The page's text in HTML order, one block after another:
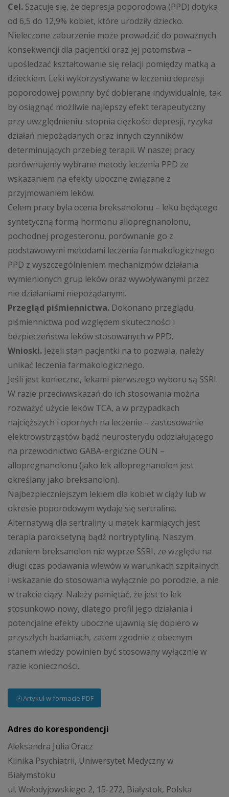
Cel. Szacuje się, że depresja poporodowa (PPD) dotyka
od 6,5 do 12,9% kobiet, które urodziły dziecko.
Nieleczone zaburzenie może prowadzić do poważnych
konsekwencji dla pacjentki oraz jej potomstwa –
upośledzać kształtowanie się relacji pomiędzy matką a
dzieckiem. Leki wykorzystywane w leczeniu depresji
poporodowej powinny być dobierane indywidualnie, tak
by osiągnąć możliwie najlepszy efekt terapeutyczny
przy uwzględnieniu: stopnia ciężkości depresji, ryzyka
działań niepożądanych oraz innych czynników
determinujących przebieg terapii. W naszej pracy
porównujemy wybrane metody leczenia PPD ze
wskazaniem na efekty uboczne związane z
przyjmowaniem leków.
Celem pracy była ocena breksanolonu – leku będącego
syntetyczną formą hormonu allopregnanolonu,
pochodnej progesteronu, porównanie go z
podstawowymi metodami leczenia farmakologicznego
PPD z wyszczególnieniem mechanizmów działania
wymienionych grup leków oraz wywoływanymi przez
nie działaniami niepożądanymi.
Przegląd piśmiennictwa. Dokonano przeglądu
piśmiennictwa pod względem skuteczności i
bezpieczeństwa leków stosowanych w PPD.
Wnioski. Jeżeli stan pacjentki na to pozwala, należy
unikać leczenia farmakologicznego.
Jeśli jest konieczne, lekami pierwszego wyboru są SSRI.
W razie przeciwwskazań do ich stosowania można
rozważyć użycie leków TCA, a w przypadkach
najcięższych i opornych na leczenie – zastosowanie
elektrowstrząstów bądź neurosterydu oddziałującego
na przewodnictwo GABA-ergiczne OUN –
allopregnanolonu (jako lek allopregnanolon jest
określany jako breksanolon).
Najbezpieczniejszym lekiem dla kobiet w ciąży lub w
okresie poporodowym wydaje się sertralina.
Alternatywą dla sertraliny u matek karmiących jest
terapia paroksetyną bądź nortryptyliną. Naszym
zdaniem breksanolon nie wyprze SSRI, ze względu na
długi czas podawania wlewów w warunkach szpitalnych
i wskazanie do stosowania wyłącznie po porodzie, a nie
w trakcie ciąży. Należy pamiętać, że jest to lek
stosunkowo nowy, dlatego profil jego działania i
potencjalne efekty uboczne ujawnią się dopiero w
przyszłych badaniach, zatem zgodnie z obecnym
stanem wiedzy powinien być stosowany wyłącznie w
razie konieczności.
Artykuł w formacie PDF
Adres do korespondencji
Aleksandra Julia Oracz
Klinika Psychiatrii, Uniwersytet Medyczny w
Białymstoku
ul. Wołodyjowskiego 2, 15-272, Białystok, Polska